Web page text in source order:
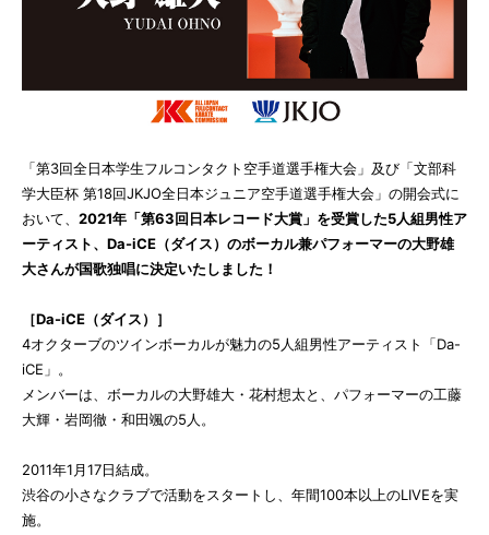
「第3回全日本学生フルコンタクト空手道選手権大会」及び「文部科
学大臣杯 第18回JKJO全日本ジュニア空手道選手権大会」の開会式に
おいて、 2021年「第63回日本レコード大賞」を受賞した5人組男性ア
ーティスト、Da-iCE（ダイス）のボーカル兼パフォーマーの大野雄
大さんが国歌独唱に決定いたしました！
［Da-iCE（ダイス）］
4オクターブのツインボーカルが魅力の5人組男性アーティスト「Da-
iCE」。
メンバーは、ボーカルの大野雄大・花村想太と、パフォーマーの工藤
大輝・岩岡徹・和田颯の5人。
2011年1月17日結成。
渋谷の小さなクラブで活動をスタートし、年間100本以上のLIVEを実
施。